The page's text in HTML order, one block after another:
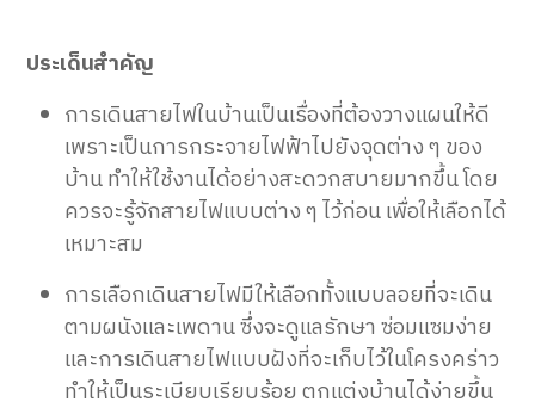
ประเด็นสำคัญ
การเดินสายไฟในบ้านเป็นเรื่องที่ต้องวางแผนให้ดี
เพราะเป็นการกระจายไฟฟ้าไปยังจุดต่าง ๆ ของ
บ้าน ทำให้ใช้งานได้อย่างสะดวกสบายมากขึ้น โดย
ควรจะรู้จักสายไฟแบบต่าง ๆ ไว้ก่อน เพื่อให้เลือกได้
เหมาะสม
การเลือกเดินสายไฟมีให้เลือกทั้งแบบลอยที่จะเดิน
ตามผนังและเพดาน ซึ่งจะดูแลรักษา ซ่อมแซมง่าย
และการเดินสายไฟแบบฝังที่จะเก็บไว้ในโครงคร่าว
ทำให้เป็นระเบียบเรียบร้อย ตกแต่งบ้านได้ง่ายขึ้น